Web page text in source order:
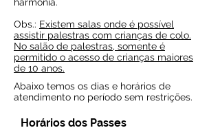
Obs.: Existem salas onde é possível
assistir palestras com crianças de colo.
No salão de palestras, somente é
permitido o acesso de crianças maiores
de 10 anos.
Abaixo temos os dias e horários de
atendimento no período sem restrições.
Horários dos Passes